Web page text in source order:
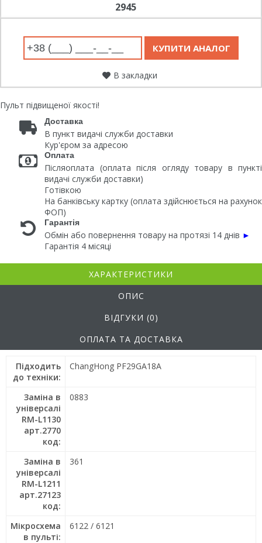
2945
В закладки
Пульт підвищеної якості!
Доставка
В пункт видачі служби доставки
Кур'єром за адресою
Оплата
Післяоплата (оплата після огляду товару в пункті
видачі служби доставки)
Готівкою
На банківську картку (оплата здійснюється на рахунок
ФОП)
Гарантія
Обмін або повернення товару на протязі 14 днів ►
Гарантія 4 місяці
ХАРАКТЕРИСТИКИ
ОПИС
ВІДГУКИ (0)
ОПЛАТА ТА ДОСТАВКА
Підходить
до техніки:
ChangHong PF29GA18A
Заміна в
універсалі
RM-L1130
арт.2770
код:
0883
Заміна в
універсалі
RM-L1211
арт.27123
код:
361
Мікросхема
в пульті:
6122 / 6121